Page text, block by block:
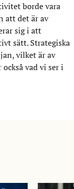
borde vara
att det är av
sig i att
sätt. Strategiska
vilket är av
vad vi ser i